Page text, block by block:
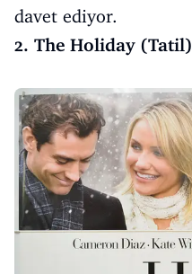
davet ediyor.
2. The Holiday (Tatil)